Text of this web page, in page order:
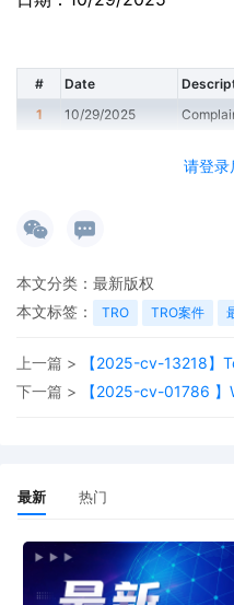
请登录
# Date
1
10/29/2025
本文分类： 最新版权
本文标签：
TRO TRO案件
上一篇 >
【2025-cv-13218】
下一篇 >
【2025-cv-01786
最新 热门